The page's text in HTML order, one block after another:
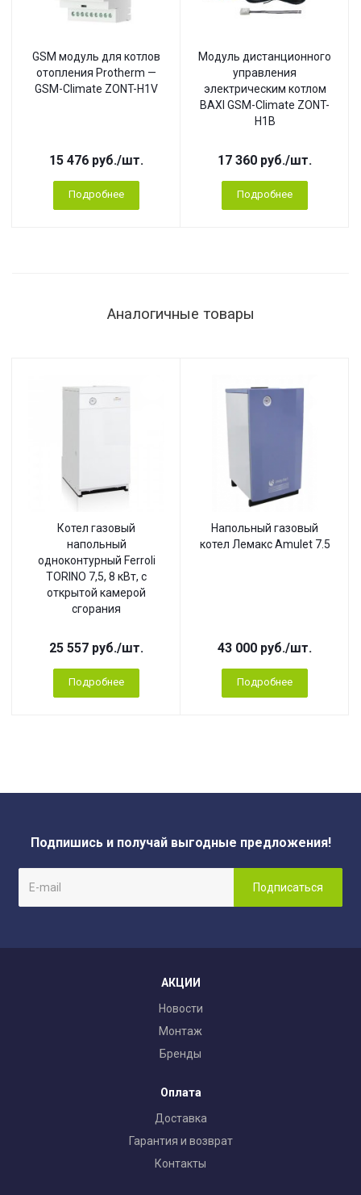
GSM модуль для котлов
отопления Protherm —
GSM-Climate ZONT-H1V
15 476 руб./шт.
Подробнее
Модуль дистанционного
управления
электрическим котлом
BAXI GSM-Climate ZONT-
H1B
17 360 руб./шт.
Подробнее
Аналогичные товары
Котел газовый
напольный
одноконтурный Ferroli
TORINO 7,5, 8 кВт, с
открытой камерой
сгорания
25 557 руб./шт.
Подробнее
Напольный газовый
котел Лемакс Amulet 7.5
43 000 руб./шт.
Подробнее
Подпишись и получай выгодные предложения!
АКЦИИ
Новости
Монтаж
Бренды
Оплата
Доставка
Гарантия и возврат
Контакты